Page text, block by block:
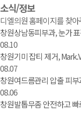
소식/정보 |
소식/정보
디엘의원 홈페이지를 찾
창원상남동피부과, 눈가
08.10
창원기미 잡티 제거,
08.07
창원여드름관리 압출 피
08.06
창원발톱무좀 안전하고